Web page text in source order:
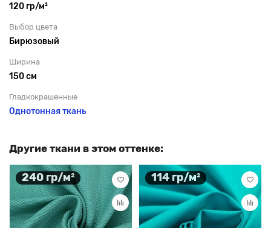
120 гр/м²
Выбор цвета
Бирюзовый
Ширина
150 см
Гладкокрашенные
Однотонная ткань
Другие ткани в этом оттенке:
240 гр/м² 114 гр/м²